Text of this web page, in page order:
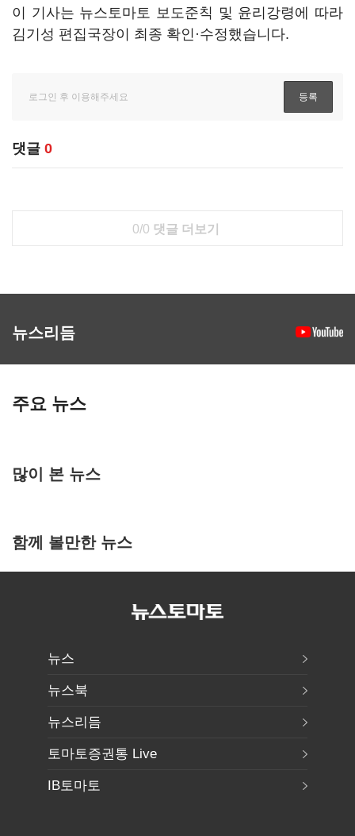
이 기사는 뉴스토마토 보도준칙 및 윤리강령에 따라
김기성 편집국장이 최종 확인·수정했습니다.
댓글 0
0/0 댓글 더보기
뉴스리듬
주요 뉴스
많이 본 뉴스
함께 볼만한 뉴스
뉴스
뉴스북
뉴스리듬
토마토증권통 Live
IB토마토